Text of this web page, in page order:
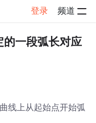
登录 频道
情
的一段弧长对应
线上从起始点开始弧